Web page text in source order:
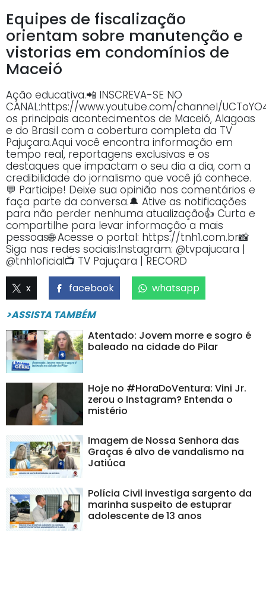
Equipes de fiscalização
orientam sobre manutenção e
vistorias em condomínios de
Maceió
Ação educativa.📲 INSCREVA-SE NO
CANAL:https://www.youtube.com/channel/
os principais acontecimentos de Maceió, Alagoas
e do Brasil com a cobertura completa da TV
Pajuçara.Aqui você encontra informação em
tempo real, reportagens exclusivas e os
destaques que impactam o seu dia a dia, com a
credibilidade do jornalismo que você já conhece.
💬 Participe! Deixe sua opinião nos comentários e
faça parte da conversa.🔔 Ative as notificações
para não perder nenhuma atualização👍 Curta e
compartilhe para levar informação a mais
pessoas🌐 Acesse o portal: https://tnh1.com.br📸
Siga nas redes sociais:Instagram: @tvpajucara |
@tnh1oficial📺 TV Pajuçara | RECORD
x facebook
whatsapp
>ASSISTA TAMBÉM
Atentado: Jovem morre e sogro é
baleado na cidade do Pilar
Hoje no #HoraDoVentura: Vini Jr.
zerou o Instagram? Entenda o
mistério
Imagem de Nossa Senhora das
Graças é alvo de vandalismo na
Jatiúca
Polícia Civil investiga sargento da
marinha suspeito de estuprar
adolescente de 13 anos